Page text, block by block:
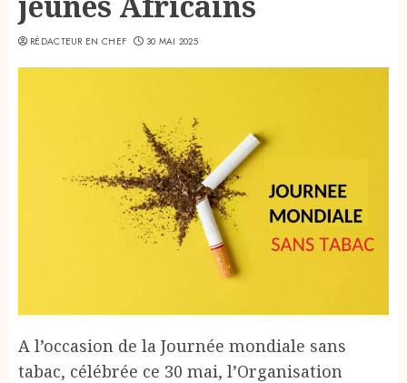
RÉDACTEUR EN CHEF 30 MAI 2025
A l’occasion de la Journée mondiale sans
tabac, célébrée ce 30 mai, l’Organisation